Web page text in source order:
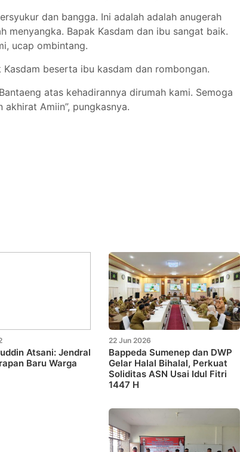
dan bangga. Ini adalah adalah anugerah
menyangka. Bapak Kasdam dan ibu sangat baik.
ucap ombintang.
beserta ibu kasdam dan rombongan.
atas kehadirannya dirumah kami. Semoga
Amiin”, pungkasnya.
Atsani: Jendral
Baru Warga
22 Jun 2026
Bappeda Sumenep dan DWP
Gelar Halal Bihalal, Perkuat
Soliditas ASN Usai Idul Fitri
1447 H